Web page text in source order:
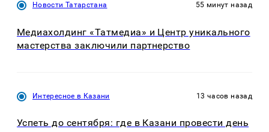
Новости Татарстана 55 минут назад
Медиахолдинг «Татмедиа» и Центр уникального
мастерства заключили партнерство
Интересное в Казани 13 часов назад
Успеть до сентября: где в Казани провести день